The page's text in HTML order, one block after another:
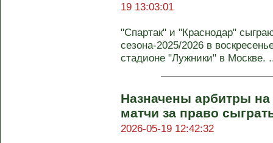
19 13:03:01
"Спартак" и "Краснодар"
сезона-2025/2026 в
стадионе "Лужники" в Москве.
Назначены арбитры
матчи за право
2026-05-19 12:42:32